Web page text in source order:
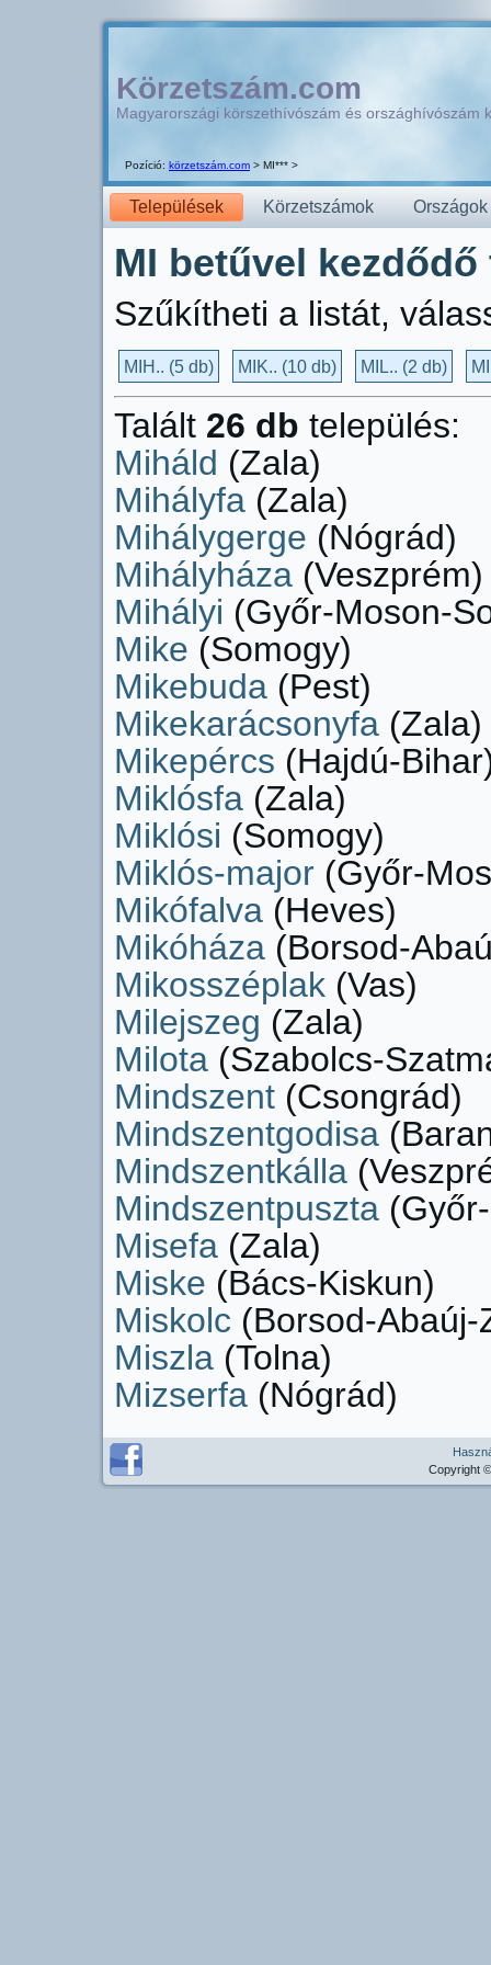
Pozíció: körzetszám.com > MI*** >
Körzetszám.com
Magyarországi körszethívószám és országhívószám
Települések Körzetszámok Országok
MI betűvel
Szűkítheti a listát,
MIH.. (5 db) MIK.. (10 db) MIL.. (2 db)
Talált 26 db település:
Miháld (Zala)
Mihályfa (Zala)
Mihálygerge (Nógrád)
Mihályháza (Veszprém)
Mihályi (Győr-Moson-
Mike (Somogy)
Mikebuda (Pest)
Mikekarácsonyfa (Zala)
Mikepércs (Hajdú-
Miklósfa (Zala)
Miklósi (Somogy)
Miklós-major (Győr-
Mikófalva (Heves)
Mikóháza (Borsod-
Mikosszéplak (Vas)
Milejszeg (Zala)
Milota (Szabolcs-
Mindszent (Csongrád)
Mindszentgodisa
Mindszentkálla
Mindszentpuszta
Misefa (Zala)
Miske (Bács-Kiskun)
Miskolc (Borsod-Abaúj-
Miszla (Tolna)
Mizserfa (Nógrád)
Copyright